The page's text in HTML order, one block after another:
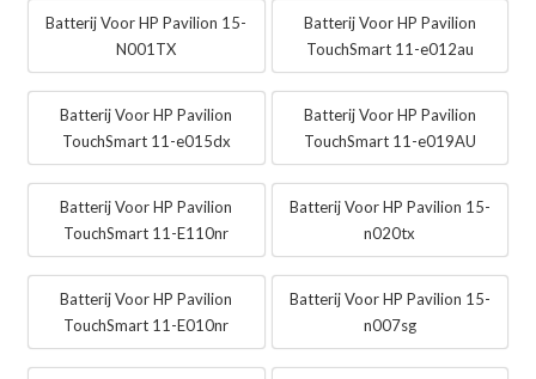
Batterij Voor HP Pavilion 15-
N001TX
Batterij Voor HP Pavilion
TouchSmart 11-e012au
Batterij Voor HP Pavilion
TouchSmart 11-e015dx
Batterij Voor HP Pavilion
TouchSmart 11-e019AU
Batterij Voor HP Pavilion
TouchSmart 11-E110nr
Batterij Voor HP Pavilion 15-
n020tx
Batterij Voor HP Pavilion
TouchSmart 11-E010nr
Batterij Voor HP Pavilion 15-
n007sg